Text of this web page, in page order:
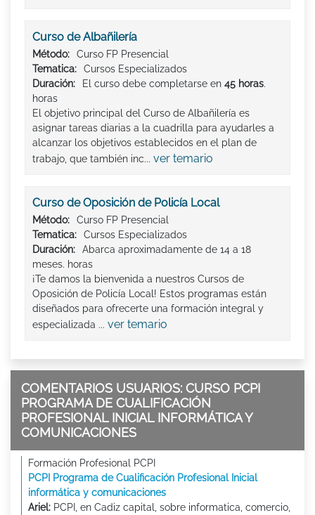
Curso de Albañilería
Método:
Curso FP Presencial
Tematica:
Cursos Especializados
Duración:
El curso debe completarse en 45 horas.
horas
El objetivo principal del Curso de Albañilería es
asignar tareas diarias a la cuadrilla para ayudarles a
alcanzar los objetivos establecidos en el plan de
trabajo, que también inc... ver temario
Curso de Oposición de Policía Local
Método:
Curso FP Presencial
Tematica:
Cursos Especializados
Duración:
Abarca aproximadamente de 14 a 18
meses. horas
¡Te damos la bienvenida a nuestros Cursos de
Oposición de Policía Local! Estos programas están
diseñados para ofrecerte una formación integral y
especializada ... ver temario
COMENTARIOS USUARIOS: CURSO PCPI
PROGRAMA DE CUALIFICACIÓN
PROFESIONAL INICIAL INFORMÁTICA Y
COMUNICACIONES
Formación Profesional PCPI
PCPI Programa de Cualificación Profesional Inicial
informática y comunicaciones
Ariel: PCPI, en Cadiz capital, sobre informatica, comercio,